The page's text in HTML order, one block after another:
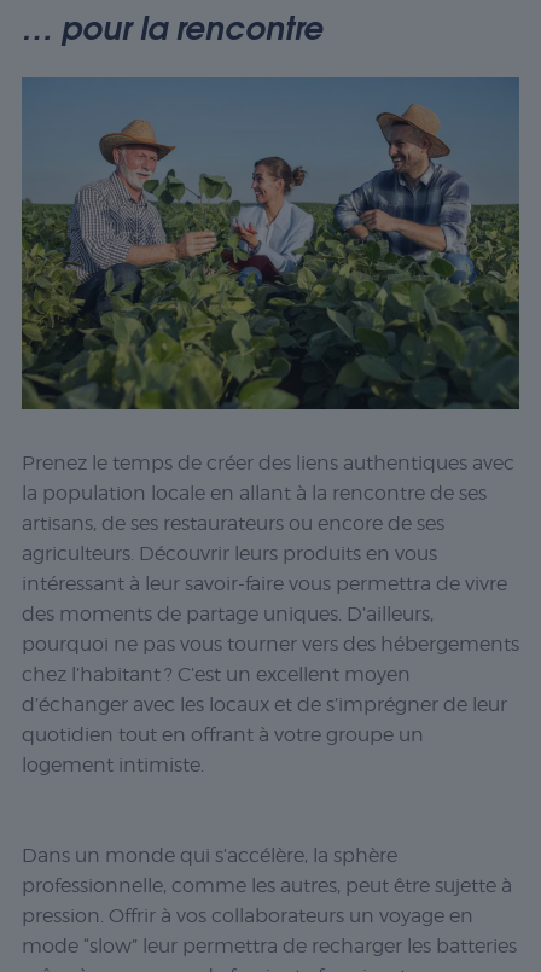
… pour la rencontre
Prenez le temps de créer des liens authentiques avec
la population locale en allant à la rencontre de ses
artisans, de ses restaurateurs ou encore de ses
agriculteurs. Découvrir leurs produits en vous
intéressant à leur savoir-faire vous permettra de vivre
des moments de partage uniques. D’ailleurs,
pourquoi ne pas vous tourner vers des hébergements
chez l’habitant ? C’est un excellent moyen
d’échanger avec les locaux et de s’imprégner de leur
quotidien tout en offrant à votre groupe un
logement intimiste.
Dans un monde qui s’accélère, la sphère
professionnelle, comme les autres, peut être sujette à
pression. Offrir à vos collaborateurs un voyage en
mode “slow” leur permettra de recharger les batteries